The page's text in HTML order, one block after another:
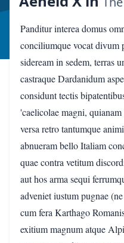
Panditur interea domus
conciliumque vocat divum
sideream in sedem, terras
castraque Dardanidum
considunt tectis
'caelicolae magni,
versa retro tantumque
abnueram bello Italiam
quae contra vetitum
aut hos arma sequi
adveniet iustum pugnae
cum fera Karthago
exitium magnum atque